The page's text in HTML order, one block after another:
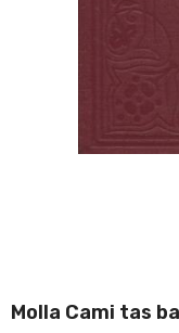
Molla Cami tas